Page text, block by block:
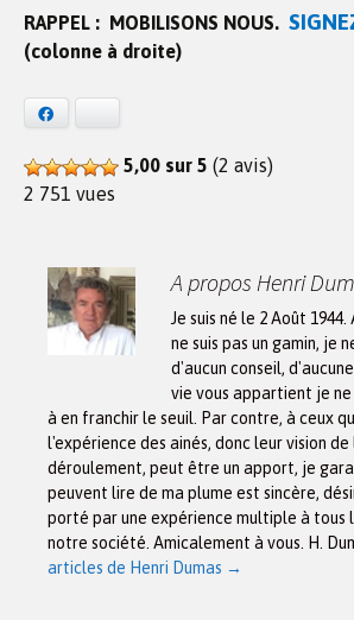
RAPPEL : MOBILISONS NOUS.
(colonne à droite)
5,00 sur 5 (2 avis)
2 751 vues
A propos Henri
Je suis né le 2 Août
ne suis pas un gamin, je
d'aucun conseil,
vie vous appartient je ne
à en franchir le seuil. Par contre, à ceux
l'expérience des ainés, donc leur vision
déroulement, peut être un apport, je
peuvent lire de ma plume est sincère,
porté par une expérience multiple à tous
notre société. Amicalement à vous. H.
articles de Henri Dumas →